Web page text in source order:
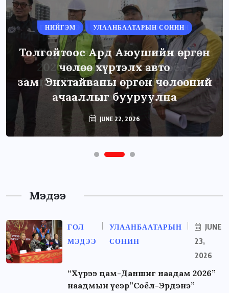
НИЙГЭМ УЛААНБААТАРЫН СОНИН
Толгойтоос Ард Аюушийн өргөн
чөлөө хүртэлх авто
зам Энхтайваны өргөн чөлөөний
ачааллыг бууруулна
JUNE 22, 2026
Мэдээ
ГОЛ
МЭДЭЭ
УЛААНБААТАРЫН
СОНИН
JUNE
23,
2026
“Хүрээ цам-Даншиг наадам 2026”
наадмын үеэр”Соёл-Эрдэнэ”